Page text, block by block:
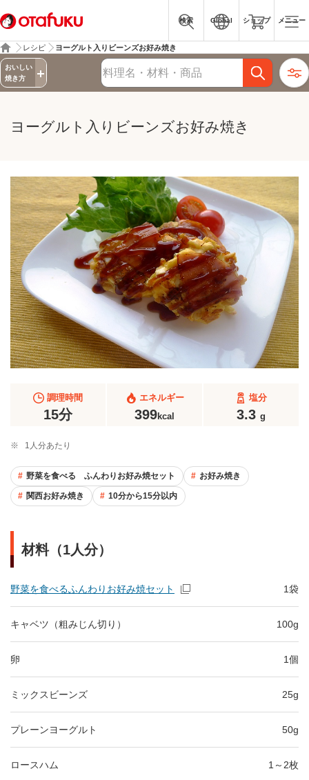
検索 Global ショップ メニュー
レシピ ヨーグルト入りビーンズお好み焼き
おいしい
焼き方
レシピ検索
ヨーグルト入りビーンズお好み焼き
調理時間
15分
エネルギー
399kcal
塩分
3.3 g
※ 1人分あたり
野菜を食べる ふんわりお好み焼セット お好み焼き
関西お好み焼き 10分から15分以内
材料（1人分）
野菜を食べるふんわりお好み焼セット 1袋
キャベツ（粗みじん切り） 100g
卵 1個
ミックスビーンズ 25g
プレーンヨーグルト 50g
ロースハム 1～2枚